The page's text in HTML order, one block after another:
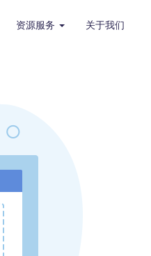
资源服务 关于我们